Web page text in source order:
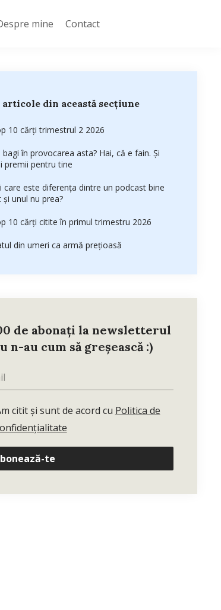
mine Contact
articole din această secțiune
10 cărți trimestrul 2 2026
bagi în provocarea asta? Hai, că e fain. Și
premii pentru tine
care este diferența dintre un podcast bine
și unul nu prea?
10 cărți citite în primul trimestru 2026
din umeri ca armă prețioasă
de abonați la newsletterul
n-au cum să greșească :)
citit și sunt de acord cu Politica de
te